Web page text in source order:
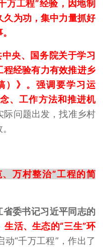
万工程”经验，因地制
久为功，集中力量抓好
中央、国务院关于学习
程经验有力有效推进乡
）》。强调要学习运
、工作方法和推进机
际问题出发，找准乡村
万村整治”工程的简
委书记习近平同志的
生活、生态的“三生”环
动“千万工程”，作出了